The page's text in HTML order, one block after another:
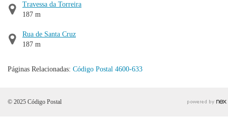
Travessa da Torreira
187 m
Rua de Santa Cruz
187 m
Páginas Relacionadas: Código Postal 4600-633
© 2025 Código Postal